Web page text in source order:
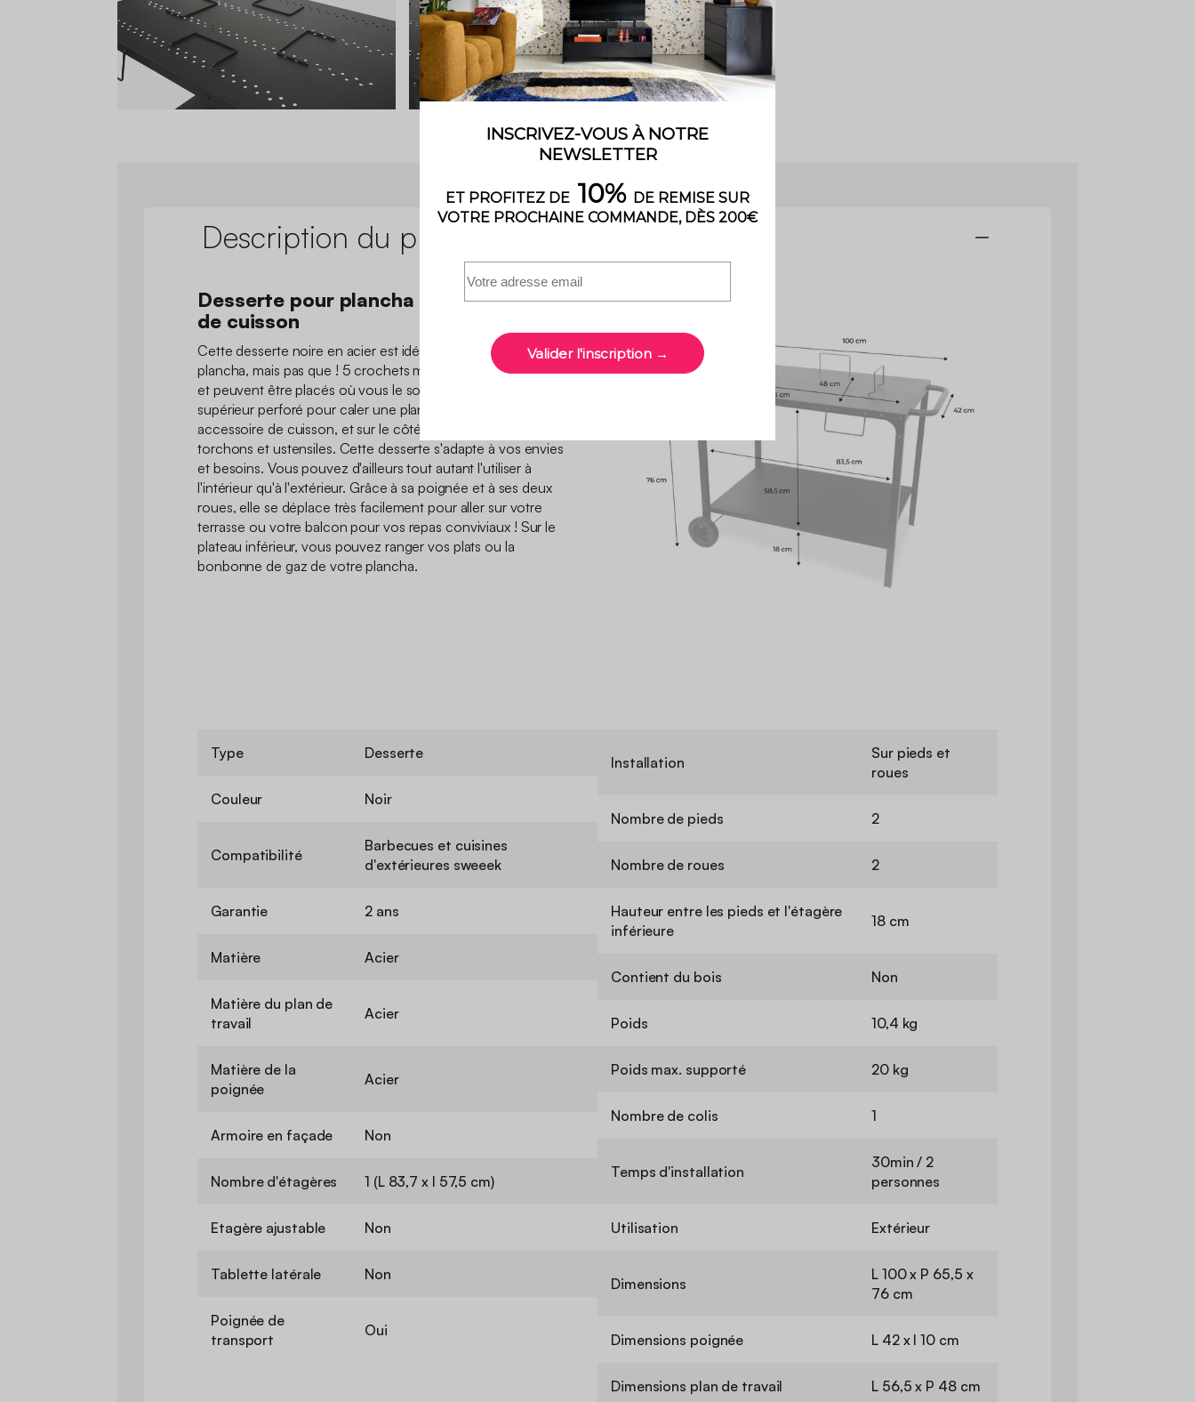
Description du produit
Desserte pour plancha et accessoires
de cuisson
Cette desserte noire en acier est idéale pour utiliser votre
plancha, mais pas que ! 5 crochets métalliques sont fournis
et peuvent être placés où vous le souhaitez : sur le plateau
supérieur perforé pour caler une plancha ou tout autre
accessoire de cuisson, et sur le côté pour y accrocher des
torchons et ustensiles. Cette desserte s'adapte à vos envies
et besoins. Vous pouvez d'ailleurs tout autant l'utiliser à
l'intérieur qu'à l'extérieur. Grâce à sa poignée et à ses deux
roues, elle se déplace très facilement pour aller sur votre
terrasse ou votre balcon pour vos repas conviviaux ! Sur le
plateau inférieur, vous pouvez ranger vos plats ou la
bonbonne de gaz de votre plancha.
Type Desserte
Couleur Noir
Compatibilité
Barbecues et cuisines
d'extérieures sweeek
Garantie 2 ans
Matière Acier
Matière du plan de
travail
Acier
Matière de la
poignée
Acier
Armoire en façade Non
Nombre d'étagères 1 (L 83,7 x l 57,5 cm)
Etagère ajustable Non
Tablette latérale Non
Poignée de
transport
Oui
Installation
Sur pieds et
roues
Nombre de pieds 2
Nombre de roues 2
Hauteur entre les pieds et l'étagère
inférieure
18 cm
Contient du bois Non
Poids 10,4 kg
Poids max. supporté 20 kg
Nombre de colis 1
Temps d'installation
30min / 2
personnes
Utilisation Extérieur
Dimensions
L 100 x P 65,5 x
76 cm
Dimensions poignée L 42 x l 10 cm
Dimensions plan de travail L 56,5 x P 48 cm